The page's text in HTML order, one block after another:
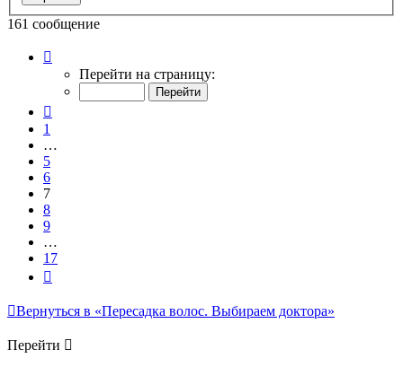
161 сообщение
Перейти на страницу:
1
…
5
6
7
8
9
…
17
Вернуться в «Пересадка волос. Выбираем доктора»
Перейти